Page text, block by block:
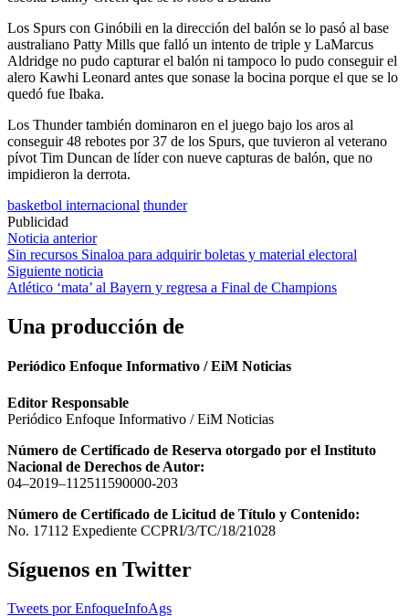
Los Spurs con Ginóbili en la dirección del balón se lo pasó al base
australiano Patty Mills que falló un intento de triple y LaMarcus
Aldridge no pudo capturar el balón ni tampoco lo pudo conseguir el
alero Kawhi Leonard antes que sonase la bocina porque el que se lo
quedó fue Ibaka.
Los Thunder también dominaron en el juego bajo los aros al
conseguir 48 rebotes por 37 de los Spurs, que tuvieron al veterano
pívot Tim Duncan de líder con nueve capturas de balón, que no
impidieron la derrota.
basketbol internacional thunder
Publicidad
Navegación
de
entradas
Noticia anterior
Sin recursos Sinaloa para adquirir boletas y material electoral
Siguiente noticia
Atlético ‘mata’ al Bayern y regresa a Final de Champions
Una producción de
Periódico Enfoque Informativo / EiM Noticias
Editor Responsable
Periódico Enfoque Informativo / EiM Noticias
Número de Certificado de Reserva otorgado por el Instituto
Nacional de Derechos de Autor:
04–2019–112511590000-203
Número de Certificado de Licitud de Título y Contenido:
No. 17112 Expediente CCPRI/3/TC/18/21028
Síguenos en Twitter
Tweets por EnfoqueInfoAgs